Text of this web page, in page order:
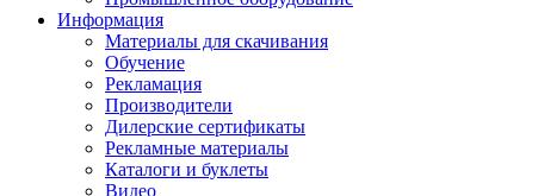
Информация
Материалы для скачивания
Обучение
Рекламация
Производители
Дилерские сертификаты
Рекламные материалы
Каталоги и буклеты
Видео